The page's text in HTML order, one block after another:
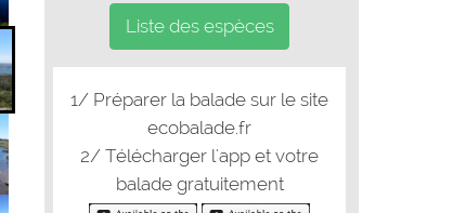
Liste des espèces
1/ Préparer la balade sur le site
ecobalade.fr
2/ Télécharger l'app et votre
balade gratuitement